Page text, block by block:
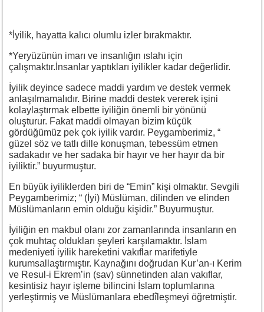
*İyilik, hayatta kalıcı olumlu izler bırakmaktır.
*Yeryüzünün imarı ve insanlığın ıslahı için
çalışmaktır.İnsanlar yaptıkları iyilikler kadar değerlidir.
İyilik deyince sadece maddi yardım ve destek vermek
anlaşılmamalıdır. Birine maddi destek vererek işini
kolaylaştırmak elbette iyiliğin önemli bir yönünü
oluşturur. Fakat maddi olmayan bizim küçük
gördüğümüz pek çok iyilik vardır. Peygamberimiz, “
güzel söz ve tatlı dille konuşman, tebessüm etmen
sadakadır ve her sadaka bir hayır ve her hayır da bir
iyiliktir.” buyurmuştur.
En büyük iyiliklerden biri de “Emin” kişi olmaktır. Sevgili
Peygamberimiz; “ (İyi) Müslüman, dilinden ve elinden
Müslümanların emin olduğu kişidir.” Buyurmuştur.
İyiliğin en makbul olanı zor zamanlarında insanların en
çok muhtaç oldukları şeyleri karşılamaktır. İslam
medeniyeti iyilik hareketini vakıflar marifetiyle
kurumsallaştırmıştır. Kaynağını doğrudan Kur’an-ı Kerim
ve Resul-i Ekrem’in (sav) sünnetinden alan vakıflar,
kesintisiz hayır işleme bilincini İslam toplumlarına
yerleştirmiş ve Müslümanlara ebedîleşmeyi öğretmiştir.